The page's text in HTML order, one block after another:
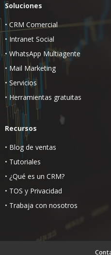
Soluciones
•CRM Comercial
• Intranet Social
• WhatsApp Multiagente
• Mail Marketing
• Servicios
• Herramientas gratuitas
Recursos
• Blog de ventas
• Tutoriales
• ¿Qué es un CRM?
• TOS y Privacidad
• Trabaja con nosotros